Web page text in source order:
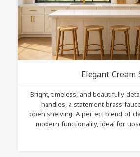
Elegant
Bright, timeless, and beautifully
handles, a statement brass
open shelving. A perfect blend of
modern functionality, ideal for